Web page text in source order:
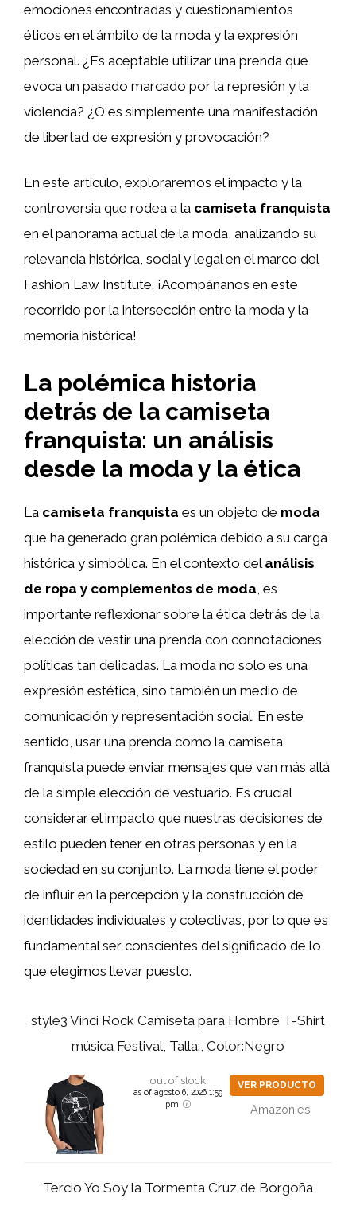
emociones encontradas y cuestionamientos
éticos en el ámbito de la moda y la expresión
personal. ¿Es aceptable utilizar una prenda que
evoca un pasado marcado por la represión y la
violencia? ¿O es simplemente una manifestación
de libertad de expresión y provocación?
En este artículo, exploraremos el impacto y la
controversia que rodea a la camiseta franquista
en el panorama actual de la moda, analizando su
relevancia histórica, social y legal en el marco del
Fashion Law Institute. ¡Acompáñanos en este
recorrido por la intersección entre la moda y la
memoria histórica!
La polémica historia
detrás de la camiseta
franquista: un análisis
desde la moda y la ética
La camiseta franquista es un objeto de moda
que ha generado gran polémica debido a su carga
histórica y simbólica. En el contexto del análisis
de ropa y complementos de moda , es
importante reflexionar sobre la ética detrás de la
elección de vestir una prenda con connotaciones
políticas tan delicadas. La moda no solo es una
expresión estética, sino también un medio de
comunicación y representación social. En este
sentido, usar una prenda como la camiseta
franquista puede enviar mensajes que van más allá
de la simple elección de vestuario. Es crucial
considerar el impacto que nuestras decisiones de
estilo pueden tener en otras personas y en la
sociedad en su conjunto. La moda tiene el poder
de influir en la percepción y la construcción de
identidades individuales y colectivas, por lo que es
fundamental ser conscientes del significado de lo
que elegimos llevar puesto.
style3 Vinci Rock Camiseta para Hombre T-Shirt
música Festival, Talla:, Color:Negro
out of stock
as of agosto 6, 2026 1:59
pm
VER PRODUCTO
Amazon.es
Tercio Yo Soy la Tormenta Cruz de Borgoña